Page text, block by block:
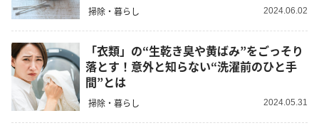
掃除・暮らし 2024.06.02
「衣類」の“生乾き臭や黄ばみ”をごっそり
落とす！意外と知らない“洗濯前のひと手
間”とは
掃除・暮らし 2024.05.31